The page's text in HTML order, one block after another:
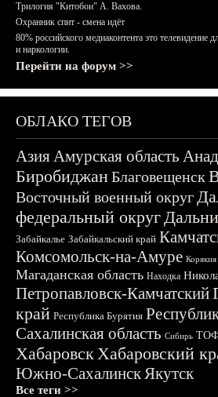
Трилогия "Китобои" А. Вахова.
Охранник спит - смена идёт
80% российского медиаконтента это телевидение
и наркологии.
Перейти на форум >>
ОБЛАКО ТЕГОВ
АзияАмурская область
БиробиджанБлаговещенск
Восточный военный округ
федеральный округ
Забайкалье Забайкальский край
Комсомольск-на-Амуре Корякия
Магаданская область Находка
Петропавловск-Камчатский
край Республика Бурятия
Сахалинская область Сибирь
ХабаровскХабаровский
Южно-СахалинскЯкутск
Все теги >>